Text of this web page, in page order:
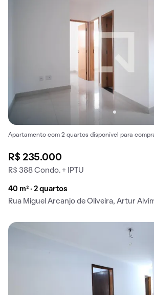
Apartamento com 2 quartos disponível para
R$ 235.000
R$ 388 Condo. + IPTU
40 m² · 2 quartos
Rua Miguel Arcanjo de Oliveira, Artur